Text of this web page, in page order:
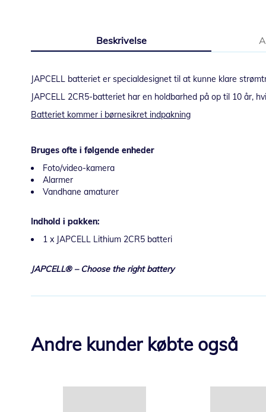
Beskrivelse
JAPCELL batteriet er specialdesignet til at kunne klare
JAPCELL 2CR5-batteriet har en holdbarhed på op til 10 år,
Batteriet kommer i børnesikret indpakning
Bruges ofte i følgende enheder
Foto/video-kamera
Alarmer
Vandhane amaturer
Indhold i pakken:
1 x JAPCELL Lithium 2CR5 batteri
JAPCELL® – Choose the right battery
Andre kunder købte også